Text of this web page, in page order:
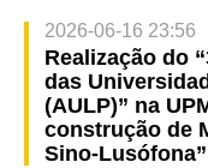
2026-06-16 23:56
Realização do
das
(AULP)” na
construção de
Sino-Lusófona”